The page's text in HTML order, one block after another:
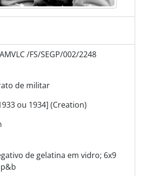
Retrato de militar
PÚBLICAS
de registo de clientes
/FS/SEGP/002/2248
de militar
ou 1934] (Creation)
de gelatina em vidro; 6x9